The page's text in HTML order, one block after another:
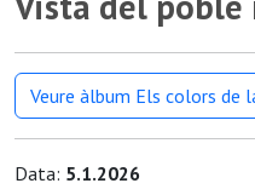
Veure àlbum Els colors de
Data: 5.1.2026